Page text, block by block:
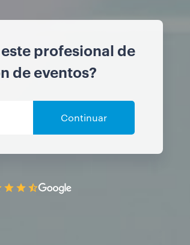
profesional de
de eventos?
Continuar